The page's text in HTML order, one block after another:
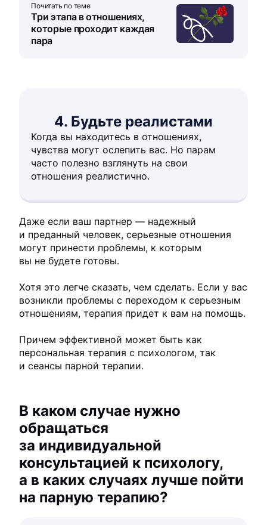
Почитать по теме
Три этапа в отношениях,
которые проходит каждая
пара
4. Будьте реалистами
Когда вы находитесь в отношениях,
чувства могут ослепить вас. Но парам
часто полезно взглянуть на свои
отношения реалистично.
Даже если ваш партнер — надежный
и преданный человек, серьезные отношения
могут принести проблемы, к которым
вы не будете готовы.
Хотя это легче сказать, чем сделать. Если у вас
возникли проблемы с переходом к серьезным
отношениям, терапия придет к вам на помощь.
Причем эффективной может быть как
персональная терапия с психологом, так
и сеансы парной терапии.
В каком случае нужно
обращаться
за индивидуальной
консультацией к психологу,
а в каких случаях лучше пойти
на парную терапию?